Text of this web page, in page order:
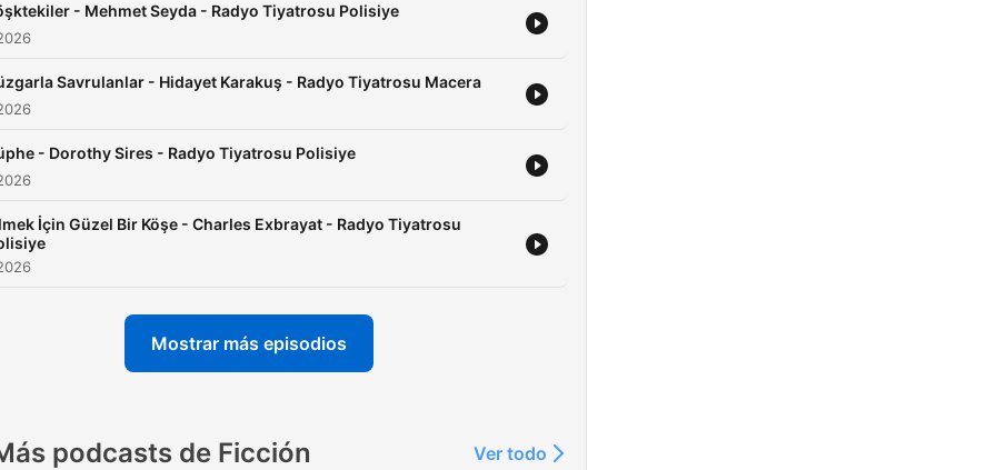
- Mehmet Seyda - Radyo Tiyatrosu Polisiye
Savrulanlar - Hidayet Karakuş - Radyo Tiyatrosu Macera
- Dorothy Sires - Radyo Tiyatrosu Polisiye
İçin Güzel Bir Köşe - Charles Exbrayat - Radyo Tiyatrosu
Mostrar más episodios
podcasts de Ficción Ver todo